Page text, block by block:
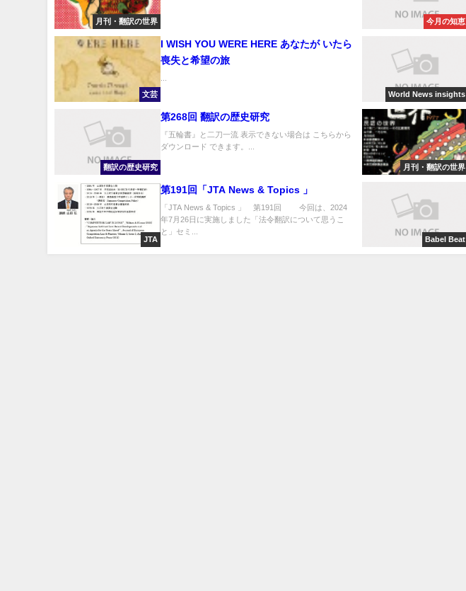
月刊・翻訳の世界 今月の知恵
文芸
I WISH YOU WERE HERE あなたが いたら
喪失と希望の旅
...
World News insights
翻訳の歴史研究
第268回 翻訳の歴史研究
『五輪書』と二刀一流 表示できない場合は こちらから
ダウンロード できます。...
月刊・翻訳の世界
JTA
第191回「JTA News & Topics 」
「JTA News & Topics 」 第191回 今回は、2024
年7月26日に実施しました「法令翻訳について思うこ
と」セミ...
Babel Beat